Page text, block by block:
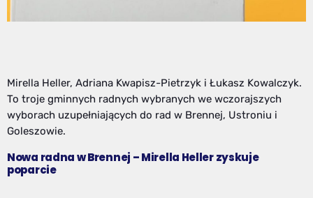
Mirella Heller, Adriana Kwapisz-Pietrzyk i Łukasz Kowalczyk.
To troje gminnych radnych wybranych we wczorajszych
wyborach uzupełniających do rad w Brennej, Ustroniu i
Goleszowie.
Nowa radna w Brennej – Mirella Heller zyskuje
poparcie